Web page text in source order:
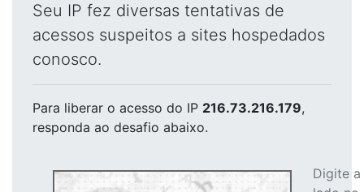
Seu IP fez diversas tentativas de
acessos suspeitos a sites hospedados
conosco.
Para liberar o acesso do IP 216.73.216.179,
responda ao desafio abaixo.
Digite